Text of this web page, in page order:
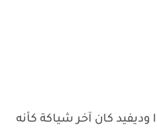
كان آخر شياكة كأنه